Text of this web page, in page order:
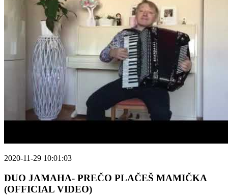
2020-11-29 10:01:03
DUO JAMAHA- PREČO PLAČEŠ MAMIČKA
(OFFICIAL VIDEO)